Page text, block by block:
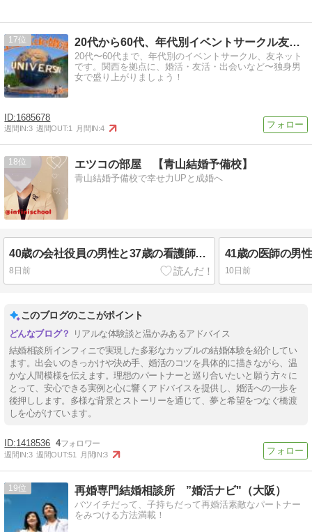
17 20代から60代、年代別イベントサークル友ネット 関西
20代〜60代まで、年代別のイベントサークル、友ネット
です。関西を拠点に、婚活・友活・出会いなど〜独身男
女で盛り上がりましょう！
1685678
週間IN:3 週間OUT:1 月間IN:4
18 エツコの部屋 【青山結婚予備校】
青山結婚予備校で幸せ力UPと成婚へ
40歳の会社役員の男性と37歳の看護師の女性がご成婚！
8日前 10日前
このブログのここがポイント
リアルな体験談と温かみあるアドバイス
結婚相談所インフィニで実現した多彩なカップルの結婚体験を紹介してい
ます。出会いのきっかけや決め手、婚活のコツを具体的に描きながら、温
かな人間模様を伝えます。理想のパートナーと巡り合いたいと願う方々に
とって、安心できる実例と心に響くアドバイスを提供し、婚活への一歩を
後押しします。多様な背景とストーリーを通じて、夢と希望をつなぐ橋渡
しを心がけています。
1418536 4
週間IN:3 週間OUT:51 月間IN:3
19 再婚専門結婚相談所 ”婚活ナビ"（大阪）
バツイチだって、子持ちだって再婚活素敵なパートナー
をみつける方法満載！